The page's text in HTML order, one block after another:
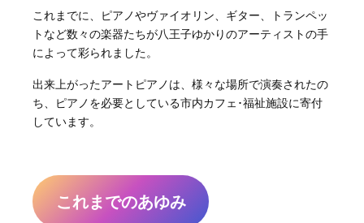
これまでに、ピアノやヴァイオリン、ギター、トランペッ
トなど数々の楽器たちが八王子ゆかりのアーティストの手
によって彩られました。
出来上がったアートピアノは、様々な場所で演奏されたの
ち、ピアノを必要としている市内カフェ･福祉施設に寄付
しています。
これまでのあゆみ